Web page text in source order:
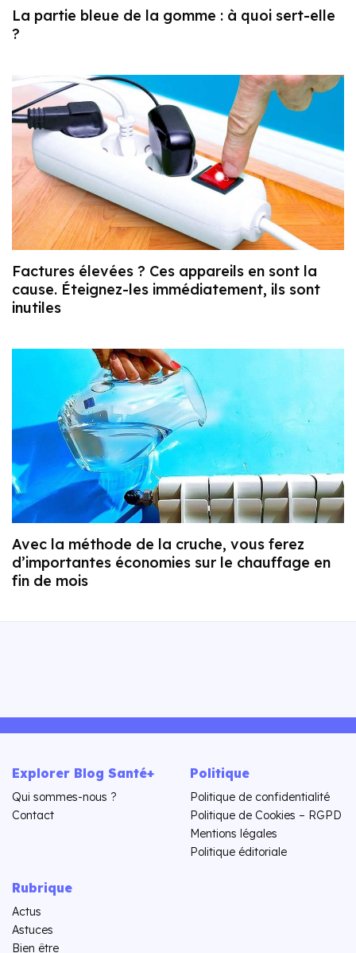
La partie bleue de la gomme : à quoi sert-elle
?
Factures élevées ? Ces appareils en sont la
cause. Éteignez-les immédiatement, ils sont
inutiles
Avec la méthode de la cruche, vous ferez
d’importantes économies sur le chauffage en
fin de mois
Explorer Blog Santé+
Qui sommes-nous ?
Contact
Politique
Politique de confidentialité
Politique de Cookies – RGPD
Mentions légales
Politique éditoriale
Rubrique
Actus
Astuces
Bien être